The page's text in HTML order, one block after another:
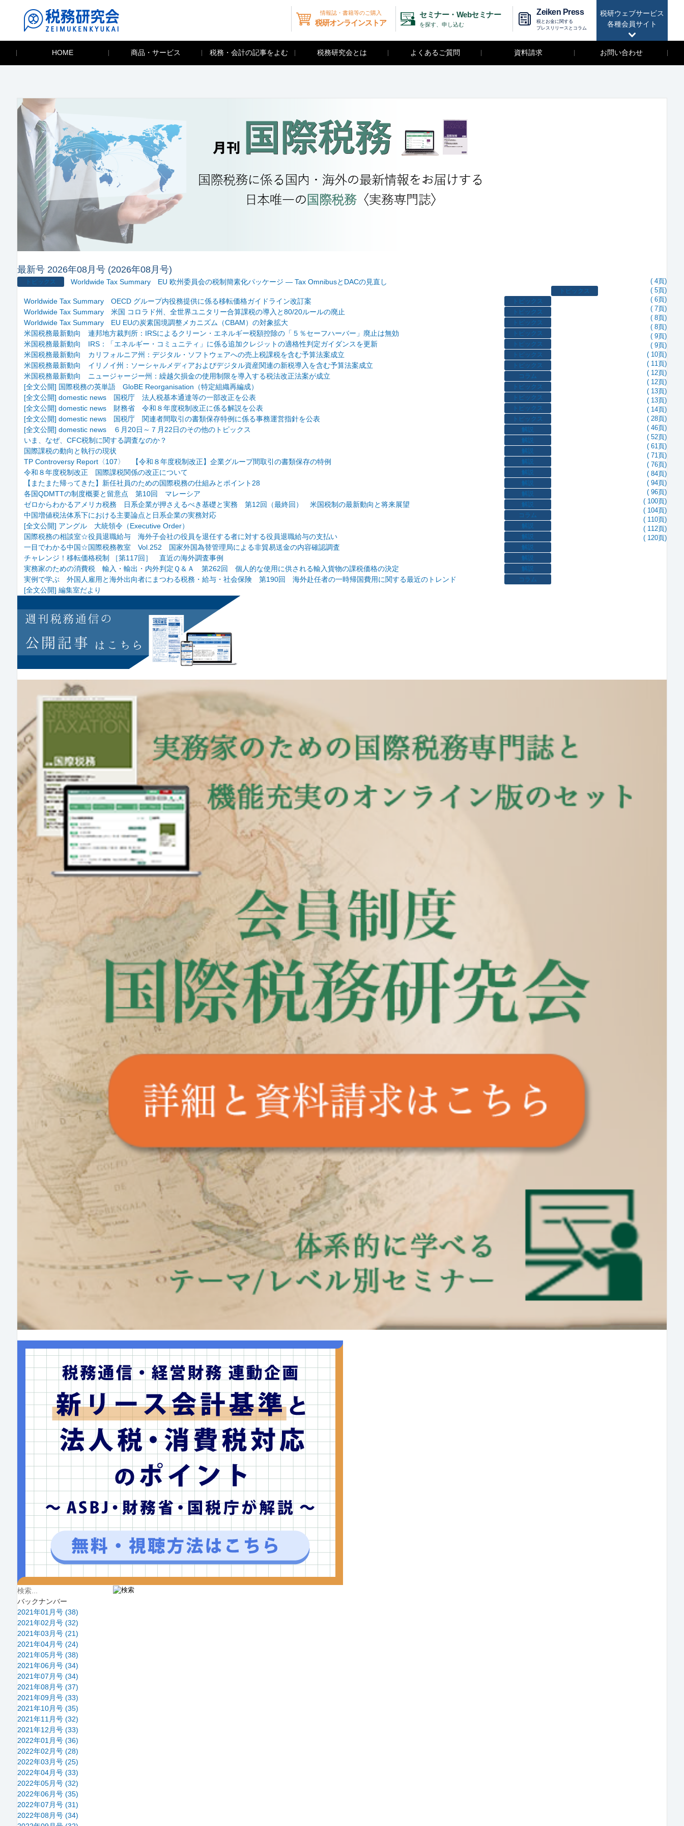
税研ウェブサービス
各種会員サイト
情報誌・書籍等のご購入
税研オンラインストア
セミナー・Webセミナー
を探す、申し込む
Zeiken Press
税とお金に関する
プレスリリースとコラム
HOME 商品・サービス 税務・会計の記事をよむ 税務研究会とは よくあるご質問 資料請求 お問い合わせ
最新号 2026年08月号 (2026年08月号)
トピックス Worldwide Tax Summary EU 欧州委員会の税制簡素化パッケージ ― Tax OmnibusとDACの見直し
( 4頁)
トピックス
Worldwide Tax Summary OECD グループ内役務提供に係る移転価格ガイドライン改訂案
( 5頁)
トピックス
Worldwide Tax Summary 米国 コロラド州、全世界ユニタリー合算課税の導入と80/20ルールの廃止
( 6頁)
トピックス
Worldwide Tax Summary EU EUの炭素国境調整メカニズム（CBAM）の対象拡大
( 7頁)
トピックス
米国税務最新動向 連邦地方裁判所：IRSによるクリーン・エネルギー税額控除の「５％セーフハーバー」廃止は無効
( 8頁)
トピックス
米国税務最新動向 IRS：「エネルギー・コミュニティ」に係る追加クレジットの適格性判定ガイダンスを更新
( 8頁)
トピックス
米国税務最新動向 カリフォルニア州：デジタル・ソフトウェアへの売上税課税を含む予算法案成立
( 9頁)
トピックス
米国税務最新動向 イリノイ州：ソーシャルメディアおよびデジタル資産関連の新税導入を含む予算法案成立
( 9頁)
トピックス
米国税務最新動向 ニュージャージー州：繰越欠損金の使用制限を導入する税法改正法案が成立
( 10頁)
コラム
[全文公開] 国際税務の英単語 GloBE Reorganisation（特定組織再編成）
( 11頁)
トピックス
[全文公開] domestic news 国税庁 法人税基本通達等の一部改正を公表
( 12頁)
トピックス
[全文公開] domestic news 財務省 令和８年度税制改正に係る解説を公表
( 12頁)
トピックス
[全文公開] domestic news 国税庁 関連者間取引の書類保存特例に係る事務運営指針を公表
( 13頁)
トピックス
[全文公開] domestic news ６月20日～７月22日のその他のトピックス
( 13頁)
解説
いま、なぜ、CFC税制に関する調査なのか？
( 14頁)
解説
国際課税の動向と執行の現状
( 28頁)
解説
TP Controversy Report〈107〉 【令和８年度税制改正】企業グループ間取引の書類保存の特例
( 46頁)
解説
令和８年度税制改正 国際課税関係の改正について
( 52頁)
解説
【またまた帰ってきた】新任社員のための国際税務の仕組みとポイント28
( 61頁)
解説
各国QDMTTの制度概要と留意点 第10回 マレーシア
( 71頁)
解説
ゼロからわかるアメリカ税務 日系企業が押さえるべき基礎と実務 第12回（最終回） 米国税制の最新動向と将来展望
( 76頁)
解説
中国増値税法体系下における主要論点と日系企業の実務対応
( 84頁)
コラム
[全文公開] アングル 大統領令（Executive Order）
( 94頁)
解説
国際税務の相談室☆役員退職給与 海外子会社の役員を退任する者に対する役員退職給与の支払い
( 96頁)
解説
一目でわかる中国☆国際税務教室 Vol.252 国家外国為替管理局による非貿易送金の内容確認調査
( 100頁)
解説
チャレンジ！移転価格税制 ［第117回］ 直近の海外調査事例
( 104頁)
解説
実務家のための消費税 輸入・輸出・内外判定Ｑ＆Ａ 第262回 個人的な使用に供される輸入貨物の課税価格の決定
( 110頁)
解説
実例で学ぶ 外国人雇用と海外出向者にまつわる税務・給与・社会保険 第190回 海外赴任者の一時帰国費用に関する最近のトレンド
( 112頁)
コラム
[全文公開] 編集室だより
( 120頁)
バックナンバー
2021年01月号 (38)
2021年02月号 (32)
2021年03月号 (21)
2021年04月号 (24)
2021年05月号 (38)
2021年06月号 (34)
2021年07月号 (34)
2021年08月号 (37)
2021年09月号 (33)
2021年10月号 (35)
2021年11月号 (32)
2021年12月号 (33)
2022年01月号 (36)
2022年02月号 (28)
2022年03月号 (25)
2022年04月号 (33)
2022年05月号 (32)
2022年06月号 (35)
2022年07月号 (31)
2022年08月号 (34)